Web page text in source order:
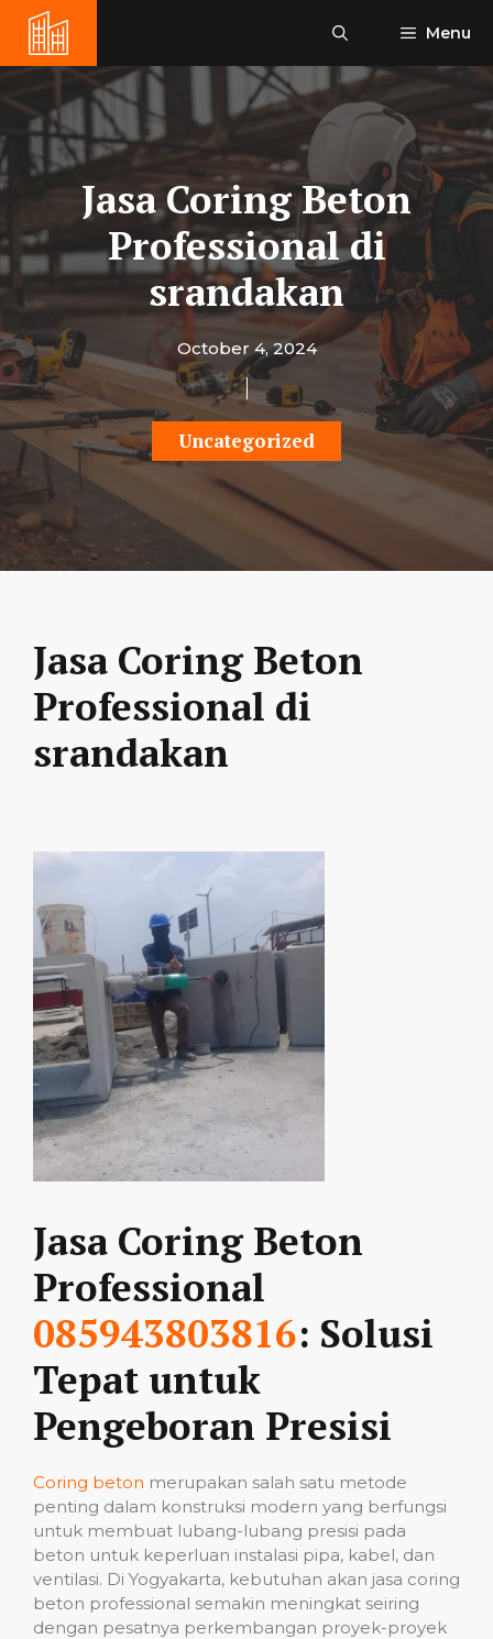
content
Menu
Jasa Coring Beton
Professional di
srandakan
October 4, 2024
Uncategorized
Jasa Coring Beton
Professional di
srandakan
Jasa Coring Beton
Professional
085943803816: Solusi
Tepat untuk
Pengeboran Presisi
Coring beton merupakan salah satu metode
penting dalam konstruksi modern yang berfungsi
untuk membuat lubang-lubang presisi pada
beton untuk keperluan instalasi pipa, kabel, dan
ventilasi. Di Yogyakarta, kebutuhan akan jasa coring
beton professional semakin meningkat seiring
dengan pesatnya perkembangan proyek-proyek